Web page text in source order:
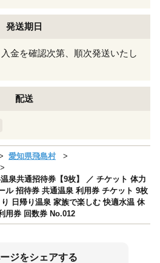
発送期日
金を確認次第、順次発送いたし
配送
愛知県飛島村
泉共通招待券【9枚】 ／ チケット 体力
招待券 共通温泉 利用券 チケット 9枚
日帰り温泉 家族で楽しむ 快適水温 休
用券 回数券 No.012
ジをシェアする